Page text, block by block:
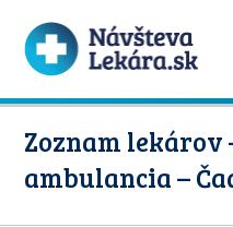
Zoznam lekárov
ambulancia –